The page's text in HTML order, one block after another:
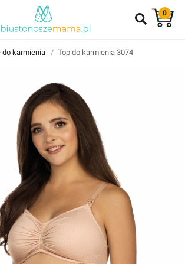
0
historie użytkowników takich jak Ty!
do karmienia Top do karmienia 3074